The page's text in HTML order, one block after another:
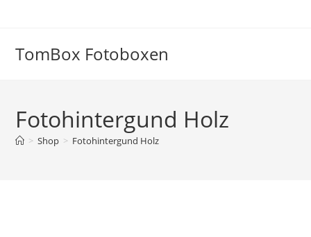
TomBox Fotoboxen
Fotohintergund Holz
> Shop > Fotohintergund Holz